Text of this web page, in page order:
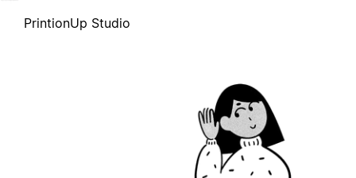
PrintionUp Studio